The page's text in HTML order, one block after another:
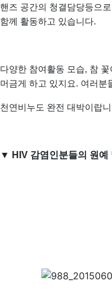
핸즈 공간의 청결담당등으
함께 활동하고 있습니다.
다양한 참여활동 모습, 참
머금게 하고 있지요. 여러분
천연비누도 완전 대박이랍
▼ HIV 감염인분들의 원예